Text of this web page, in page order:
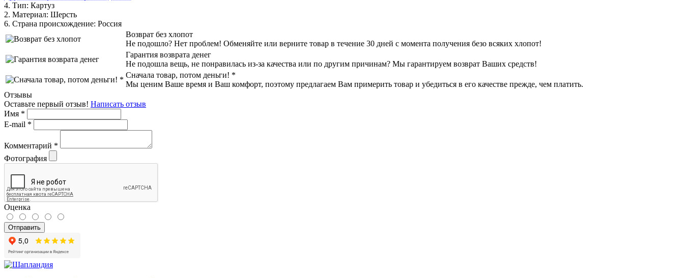
4. Тип: Картуз
2. Материал: Шерсть
6. Страна происхождение: Россия
Возврат без хлопот
Не подошло? Нет проблем! Обменяйте или верните товар в течение 30 дней с момента получения безо всяких хлопот!
Гарантия возврата денег
Не подошла вещь, не понравилась из-за качества или по другим причинам? Мы гарантируем возврат Ваших средств!
Сначала товар, потом деньги! *
Мы ценим Ваше время и Ваш комфорт, поэтому предлагаем Вам примерить товар и убедиться в его качестве прежде, чем платить.
Отзывы
Оставьте первый отзыв! Написать отзыв
Имя *
E-mail *
Комментарий *
Фотография
Оценка
Отправить